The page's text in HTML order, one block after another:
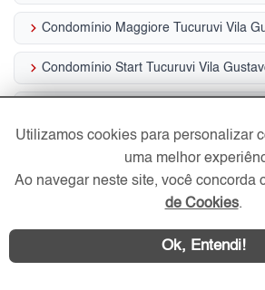
keyboard_arrow_right Condomínio Maggiore Tucuruvi Vila
keyboard_arrow_right Condomínio Start Tucuruvi Vila
keyboard_arrow_right Condomínio Tatil Tucuruvi Vila Gustavo
keyboard_arrow_rightCondomínio Barão do Rio Doce Vila
keyboard_arrow_right
Utilizamos cookies para personalizar
uma melhor
Ao navegar neste site, você concorda
de Cookies.
Ok, Entendi!